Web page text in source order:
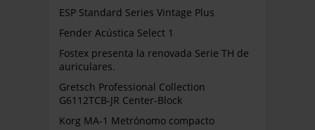
ESP Standard Series Vintage Plus
Fender Acústica Select 1
Fostex presenta la renovada Serie TH de
auriculares.
Gretsch Professional Collection
G6112TCB-JR Center-Block
Korg MA-1 Metrónomo compacto